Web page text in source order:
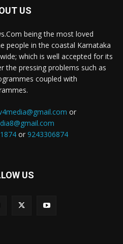
US
being the most loved
people in the coastal Karnataka
which is well accepted for its
the pressing problems such as
coupled with
or
or 9243306874
US